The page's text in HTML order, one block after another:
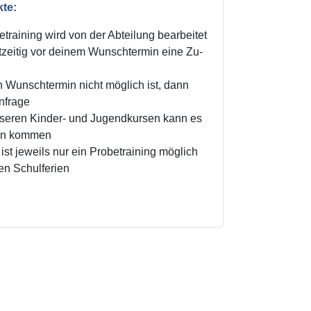
wird von der Abteilung bearbeitet
vor deinem Wunschtermin eine Zu-
Wunschtermin nicht möglich ist, dann
Kinder- und Jugendkursen kann es
kommen
jeweils nur ein Probetraining möglich
Schulferien